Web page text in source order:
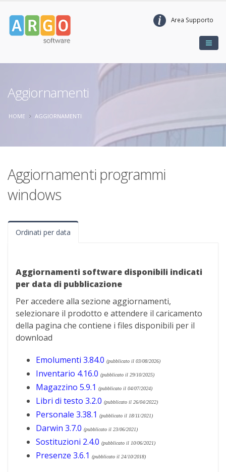
Area Supporto
Aggiornamenti
HOME AGGIORNAMENTI
Aggiornamenti programmi
windows
Ordinati per data
Aggiornamenti software disponibili indicati
per data di pubblicazione
Per accedere alla sezione aggiornamenti,
selezionare il prodotto e attendere il caricamento
della pagina che contiene i files disponibili per il
download
Emolumenti 3.84.0 (pubblicato il 03/08/2026)
Inventario 4.16.0 (pubblicato il 29/10/2025)
Magazzino 5.9.1 (pubblicato il 04/07/2024)
Libri di testo 3.2.0 (pubblicato il 26/04/2022)
Personale 3.38.1 (pubblicato il 18/11/2021)
Darwin 3.7.0 (pubblicato il 23/06/2021)
Sostituzioni 2.4.0 (pubblicato il 10/06/2021)
Presenze 3.6.1 (pubblicato il 24/10/2018)